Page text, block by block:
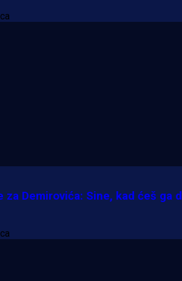
Demirovića: Sine, kad ćeš ga